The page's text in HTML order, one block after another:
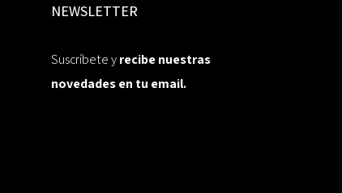
NEWSLETTER
Suscríbete yrecibe nuestras
novedades en tu email.